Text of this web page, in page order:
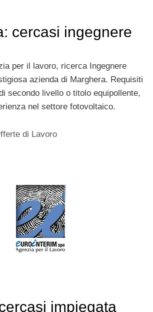
cercasi ingegnere
per il lavoro, ricerca Ingegnere
azienda di Marghera. Requisiti
secondo livello o titolo equipollente,
nel settore fotovoltaico.
di Lavoro
impiegata